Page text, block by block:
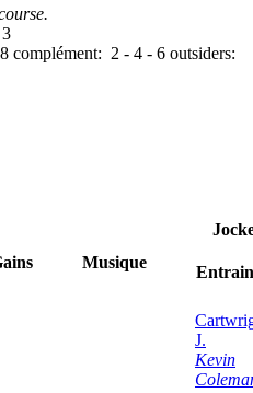
3
8 complément: 2 - 4 - 6 outsiders:
Musique
J.
Kevin